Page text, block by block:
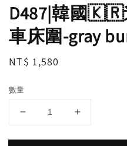
D487|韓國🇰🇷
車床圍-gray
Regular
NT$ 1,580
數量